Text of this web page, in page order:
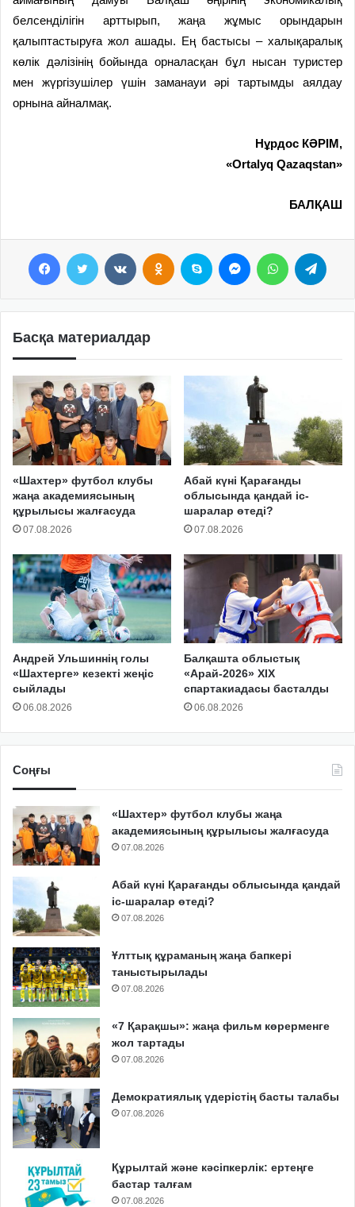
белсенділігін арттырып, жаңа жұмыс орындарын
қалыптастыруға жол ашады. Ең бастысы – халықаралық
көлік дәлізінің бойында орналасқан бұл нысан туристер
мен жүргізушілер үшін заманауи әрі тартымды аялдау
орнына айналмақ.
Нұрдос КӘРІМ,
«Ortalyq Qazaqstan»
БАЛҚАШ
Басқа материалдар
«Шахтер» футбол клубы
жаңа академиясының
құрылысы жалғасуда
07.08.2026
Абай күні Қарағанды
облысында қандай іс-
шаралар өтеді?
07.08.2026
Андрей Ульшиннің голы
«Шахтерге» кезекті жеңіс
сыйлады
06.08.2026
Балқашта облыстық
«Арай-2026» XIX
спартакиадасы басталды
06.08.2026
Соңғы
«Шахтер» футбол клубы жаңа
академиясының құрылысы жалғасуда
07.08.2026
Абай күні Қарағанды облысында қандай
іс-шаралар өтеді?
07.08.2026
Ұлттық құраманың жаңа бапкері
таныстырылады
07.08.2026
«7 Қарақшы»: жаңа фильм көрерменге
жол тартады
07.08.2026
Демократиялық үдерістің басты талабы
07.08.2026
Құрылтай және кәсіпкерлік: ертеңге
бастар талғам
07.08.2026